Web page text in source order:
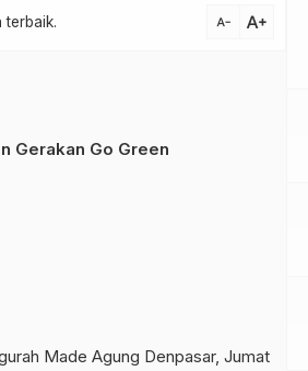
terbaik. text_decrease text_increase
Gerakan Go Green
Made Agung Denpasar, Jumat